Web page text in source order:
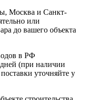
Москва и Санкт-
или
до вашего объекта
в РФ
(при наличии
уточняйте у